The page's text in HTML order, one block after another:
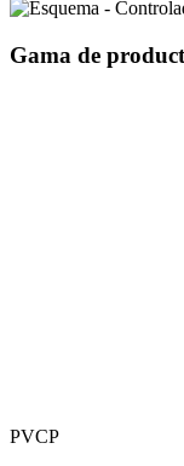
Gama de
PVCP